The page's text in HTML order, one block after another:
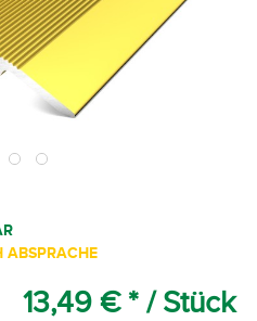
ABSPRACHE
13,49 € * / Stück